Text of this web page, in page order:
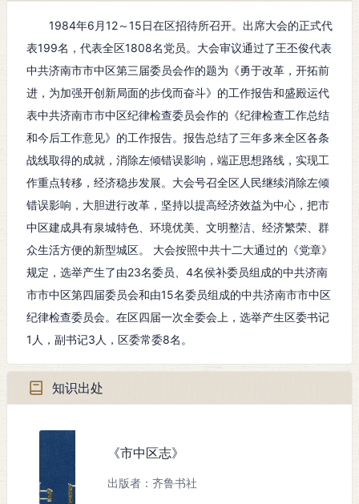
起始
时
间：
结束
时
间：
1984年6月15日
发生
地
市中区招待所
1984年6月12～15日在区招待所召开。出席大会的正式代
表199名，代表全区1808名党员。大会审议通过了王丕俊代表
中共济南市市中区第三届委员会作的题为《勇于改革，开拓前
进，为加强开创新局面的步伐而奋斗》的工作报告和盛殿运代
表中共济南市市中区纪律检查委员会作的《纪律检查工作总结
和今后工作意见》的工作报告。报告总结了三年多来全区各条
战线取得的成就，消除左倾错误影响，端正思想路线，实现工
作重点转移，经济稳步发展。大会号召全区人民继续消除左倾
错误影响，大胆进行改革，坚持以提高经济效益为中心，把市
中区建成具有泉城特色、环境优美、文明整洁、经济繁荣、群
众生活方便的新型城区。 大会按照中共十二大通过的《党章》
规定，选举产生了由23名委员、4名侯补委员组成的中共济南
市市中区第四届委员会和由15名委员组成的中共济南市市中区
纪律检查委员会。在区四届一次全委会上，选举产生区委书记
1人，副书记3人，区委常委8名。
知识出处
《市中区志》
出版者：齐鲁书社